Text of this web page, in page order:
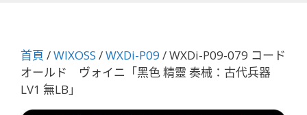
首頁 /WIXOSS /WXDi-P09 / WXDi-P09-079 コード
オールド ヴォイニ「黑色 精靈 奏械：古代兵器
LV1 無LB」